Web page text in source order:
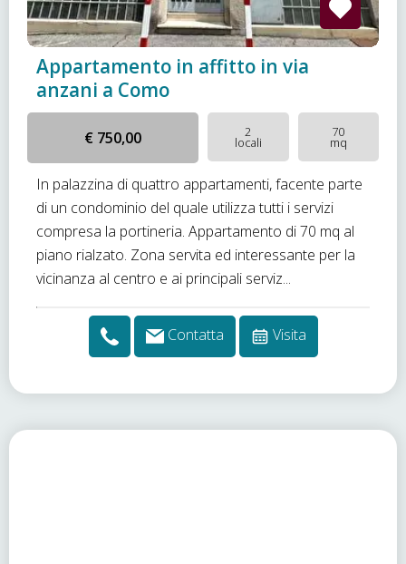
Appartamento in affitto in via
anzani a Como
€ 750,00 2
locali
70
mq
In palazzina di quattro appartamenti, facente parte
di un condominio del quale utilizza tutti i servizi
compresa la portineria. Appartamento di 70 mq al
piano rialzato. Zona servita ed interessante per la
vicinanza al centro e ai principali serviz...
Contatta Visita